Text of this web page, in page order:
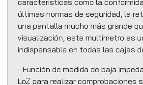
características como la
últimas normas de seguridad, la
una pantalla mucho más grande
visualización, este multímetro es
indispensable en todas las cajas
- Función de medida de baja
LoZ para realizar comprobaciones